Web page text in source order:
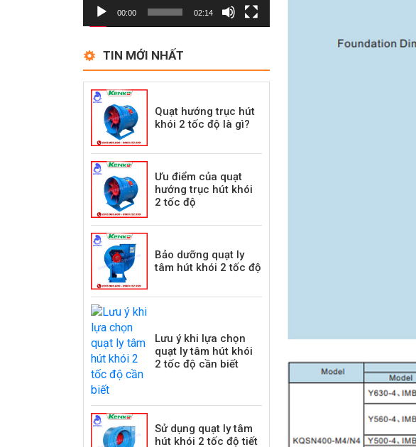
00:00 02:14
TIN MỚI NHẤT
Quạt hướng trục hút
khói 2 tốc độ là gì?
Ưu điểm của quạt
hướng trục hút khói
2 tốc độ
Bảo dưỡng quạt ly
tâm hút khói 2 tốc độ
Lưu ý khi lựa chọn
quạt ly tâm hút khói
2 tốc độ cần biết
Sử dụng quạt ly tâm
hút khói 2 tốc độ tiết